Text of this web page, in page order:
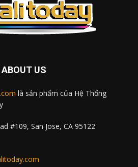
ABOUT US
là sản phẩm của Hệ Thống
#109, San Jose, CA 95122